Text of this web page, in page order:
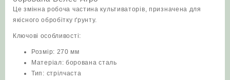
кількість
Це змінна робоча частина культиваторів, призначена для
якісного обробітку ґрунту.
Ключові особливості:
Розмір: 270 мм
Матеріал: борована сталь
Тип: стрілчаста